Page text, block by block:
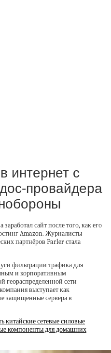
интернет с
провайдера
сайт после того, как его
Amazon. Журналисты
партнёров Parler стала
фильтрации трафика для
и корпоративным
геораспределенной сети
выступает как
защищенные сервера в
сетевые силовые
компоненты для домашних